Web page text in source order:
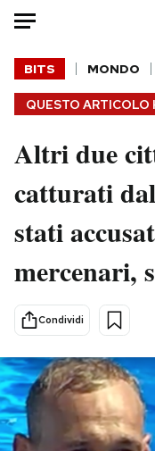
HOME
Italia
Politica
Tecnologia
Scienza
Cultura
Economia
Sport
PODCAST
QUESTO ARTICOLO
BITS MONDO
Altri due
catturati
stati
mercenari,
Condividi